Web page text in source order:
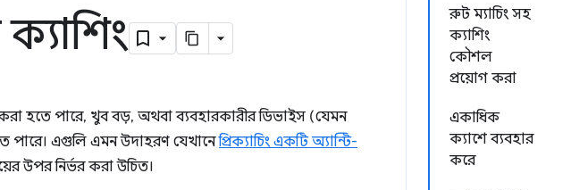
রুট ম্যাচিং সহ
ক্যাশিং
কৌশল
প্রয়োগ করা
একাধিক
ক্যাশে ব্যবহার
করে
হতে পারে, খুব বড়, অথবা ব্যবহারকারীর ডিভাইস (যেমন
পারে। এগুলি এমন উদাহরণ যেখানেপ্রিক্যাচিং একটি অ্যান্টি-
উপর নির্ভর করা উচিত।